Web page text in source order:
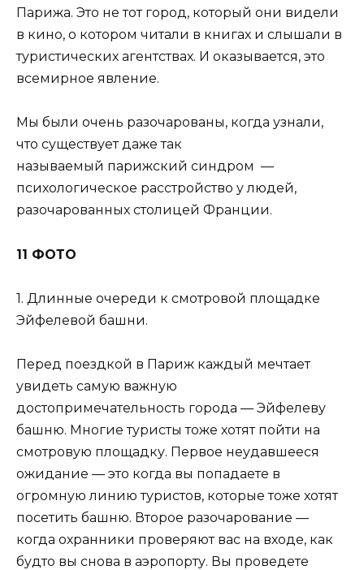
Парижа. Это не тот город, который они видели
в кино, о котором читали в книгах и слышали в
туристических агентствах. И оказывается, это
всемирное явление.
Мы были очень разочарованы, когда узнали,
что существует даже так
называемый парижский синдром —
психологическое расстройство у людей,
разочарованных столицей Франции.
11 ФОТО
1. Длинные очереди к смотровой площадке
Эйфелевой башни.
Перед поездкой в ​​Париж каждый мечтает
увидеть самую важную
достопримечательность города — Эйфелеву
башню. Многие туристы тоже хотят пойти на
смотровую площадку. Первое неудавшееся
ожидание — это когда вы попадаете в
огромную линию туристов, которые тоже хотят
посетить башню. Второе разочарование —
когда охранники проверяют вас на входе, как
будто вы снова в аэропорту. Вы проведете